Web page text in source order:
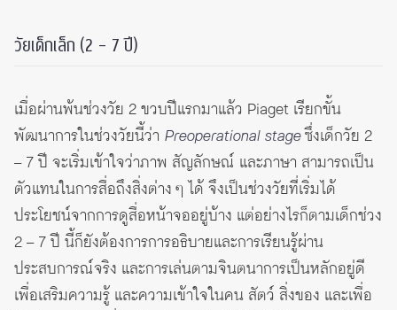
วัยเด็กเล็ก (2 – 7 ปี)
เมื่อผ่านพ้นช่วงวัย 2 ขวบปีแรกมาแล้ว Piaget เรียกขั้น
พัฒนาการในช่วงวัยนี้ว่า Preoperational stageซึ่งเด็กวัย 2
– 7 ปี จะเริ่มเข้าใจว่าภาพ สัญลักษณ์ และภาษา สามารถเป็น
ตัวแทนในการสื่อถึงสิ่งต่าง ๆ ได้ จึงเป็นช่วงวัยที่เริ่มได้
ประโยชน์จากการดูสื่อหน้าจออยู่บ้าง แต่อย่างไรก็ตามเด็กช่วง
2 – 7 ปี นี้ก็ยังต้องการการอธิบายและการเรียนรู้ผ่าน
ประสบการณ์จริง และการเล่นตามจินตนาการเป็นหลักอยู่ดี
เพื่อเสริมความรู้ และความเข้าใจในคน สัตว์ สิ่งของ และเพื่อ